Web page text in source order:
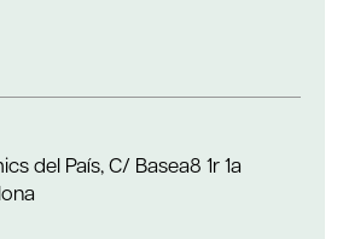
del País, C/ Basea8 1r 1a